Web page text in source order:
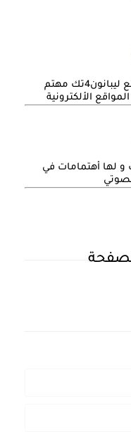
: مؤسس مدونة و موقع ليبانون4تك مهتم
الألكترونية
و لها أهتمامات في